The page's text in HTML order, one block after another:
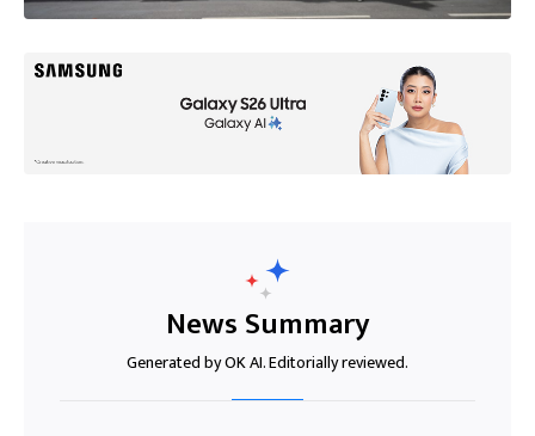
News Summary
Generated by OK AI. Editorially reviewed.